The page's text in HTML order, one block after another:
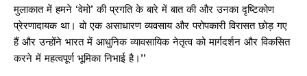
मुलाकात में हमने ‘वेमो’ की प्रगति के बारे में बात की और उनका दृष्टिकोण
प्रेरणादायक था। वो एक असाधारण व्यवसाय और परोपकारी विरासत छोड़ गए
हैं और उन्होंने भारत में आधुनिक व्यावसायिक नेतृत्व को मार्गदर्शन और विकसित
करने में महत्वपूर्ण भूमिका निभाई है।’’